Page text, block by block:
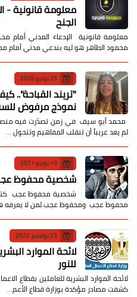
معلومة قانونية -
الجنح
معلومة قانونية الإدعاء المدني أمام
محمود الطاهر هو ليه بندعي مدني أمام
25 يوليو 2026
​"تريند القباحة"..
نموذج مرفوض
محمد أبو سيف ​في زمن تصدّرت فيه
لم يعد غريباً أن تنقلب المفاهيم وتتحول …
10 يونيو 2021
شخصية محفوظ
شخصية محفوظ عجب كتب
محفوظ عجب ومحفوظ عجب لمن لا يعرفه
23 نوفمبر 2022
لائحة الموارد
للنور
لائحة الموارد البشرية للعاملين بقطاع
كشفت مصادر مؤكدة بوزارة قطاع الأعم…